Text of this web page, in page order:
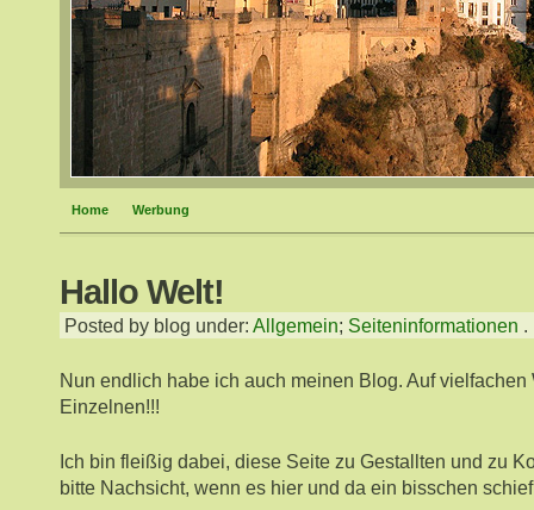
Home Werbung
Hallo Welt!
Posted by blog under: Allgemein; Seiteninformationen .
Nun endlich habe ich auch meinen Blog. Auf vielfachen
Einzelnen!!!
Ich bin fleißig dabei, diese Seite zu Gestallten und zu
bitte Nachsicht, wenn es hier und da ein bisschen